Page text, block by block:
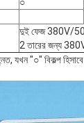
○
দুই ফেজ 380V/
2 তারের জন্য
যখন "○" বিকল্প